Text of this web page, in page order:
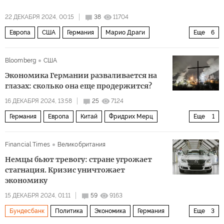
22 ДЕКАБРЯ 2024, 00:15 38 11704
Еще 6
Европа США Германия Марио Драги
Bloomberg США
Экономика Германии разваливается на
глазах: сколько она еще продержится?
16 ДЕКАБРЯ 2024, 13:58 25 7124
Еще 1
Германия Европа Китай Фридрих Мерц
Financial Times
Великобритания
Немцы бьют тревогу: стране угрожает
стагнация. Кризис уничтожает
экономику
15 ДЕКАБРЯ 2024, 01:11 59 9163
Еще 3
Бундесбанк Политика Экономика Германия